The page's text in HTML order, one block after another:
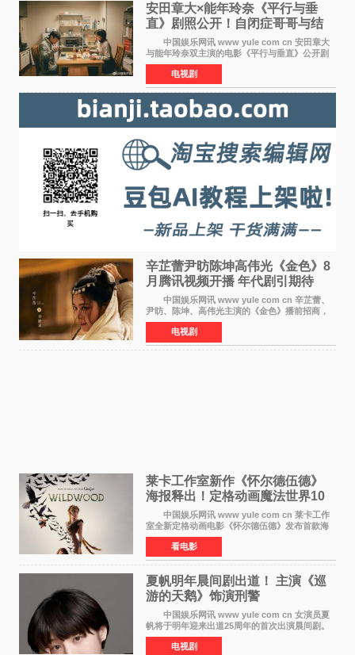
安田章大×能年玲奈《平行与垂
直》剧照公开！自闭症哥哥与结
婚前夕妹妹直面未来
中国娱乐网讯 www yule com cn 安田章大
与能年玲奈双主演的电影《平行与垂直》公开剧
照，该片将于8月28日上映。 本片围绕患有自
闭症谱系障碍的哥哥大贵（安田章大 饰）与即将
结婚的妹妹
电视剧
辛芷蕾尹昉陈坤高伟光《金色》8
月腾讯视频开播 年代剧引期待
中国娱乐网讯 www yule com cn 辛芷蕾、
尹昉、陈坤、高伟光主演的《金色》播前招商，
预计8月腾讯视频开播。这部年代剧汇集了众多实
力派演员，阵容强大，引发了观众的广泛关
注。 《金色》
电视剧
莱卡工作室新作《怀尔德伍德》
海报释出！定格动画魔法世界10
月开启
中国娱乐网讯 www yule com cn 莱卡工作
室全新定格动画电影《怀尔德伍德》发布首款海
报，女孩为找回弟弟走入黑暗、宏大的林中魔法
世界，一场关于勇气与亲情的奇幻冒险即将展
开。 本片由特
看电影
夏帆明年晨间剧出道！ 主演《巡
游的天鹅》饰演刑警
中国娱乐网讯 www yule com cn 女演员夏
帆将于明年迎来出道25周年的首次出演晨间剧。
NHK于8月4日宣布她将出演明年（2027年度）上
半期的晨间剧《巡游的天鹅》，饰演与女主角森
电视剧